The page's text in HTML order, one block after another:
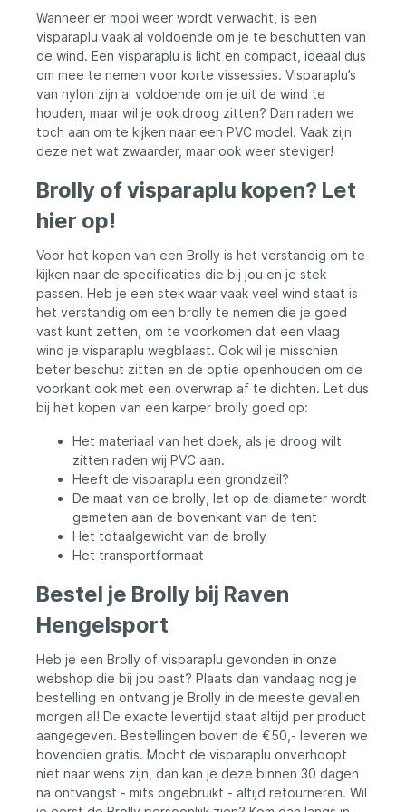
Wanneer er mooi weer wordt verwacht, is een
visparaplu vaak al voldoende om je te beschutten van
de wind. Een visparaplu is licht en compact, ideaal dus
om mee te nemen voor korte vissessies. Visparaplu’s
van nylon zijn al voldoende om je uit de wind te
houden, maar wil je ook droog zitten? Dan raden we
toch aan om te kijken naar een PVC model. Vaak zijn
deze net wat zwaarder, maar ook weer steviger!
Brolly of visparaplu kopen? Let
hier op!
Voor het kopen van een Brolly is het verstandig om te
kijken naar de specificaties die bij jou en je stek
passen. Heb je een stek waar vaak veel wind staat is
het verstandig om een brolly te nemen die je goed
vast kunt zetten, om te voorkomen dat een vlaag
wind je visparaplu wegblaast. Ook wil je misschien
beter beschut zitten en de optie openhouden om de
voorkant ook met een overwrap af te dichten. Let dus
bij het kopen van een karper brolly goed op:
Het materiaal van het doek, als je droog wilt
zitten raden wij PVC aan.
Heeft de visparaplu een grondzeil?
De maat van de brolly, let op de diameter wordt
gemeten aan de bovenkant van de tent
Het totaalgewicht van de brolly
Het transportformaat
Bestel je Brolly bij Raven
Hengelsport
Heb je een Brolly of visparaplu gevonden in onze
webshop die bij jou past? Plaats dan vandaag nog je
bestelling en ontvang je Brolly in de meeste gevallen
morgen al! De exacte levertijd staat altijd per product
aangegeven. Bestellingen boven de €50,- leveren we
bovendien gratis. Mocht de visparaplu onverhoopt
niet naar wens zijn, dan kan je deze binnen 30 dagen
na ontvangst - mits ongebruikt - altijd retourneren. Wil